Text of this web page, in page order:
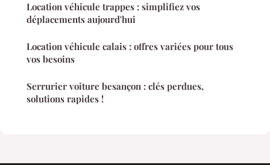
Location véhicule trappes : simplifiez vos
déplacements aujourd'hui
Location véhicule calais : offres variées pour tous
vos besoins
Serrurier voiture besançon : clés perdues,
solutions rapides !